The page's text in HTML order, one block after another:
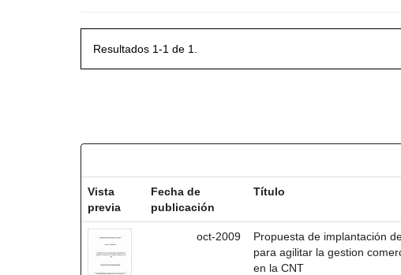
Resultados 1-1 de 1.
Vista
previa
Fecha de
publicación
Título
oct-2009
Propuesta de implantación
para agilitar la gestion
en la CNT